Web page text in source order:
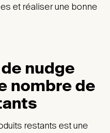
et réaliser une bonne
nudge
nombre de
restants est une